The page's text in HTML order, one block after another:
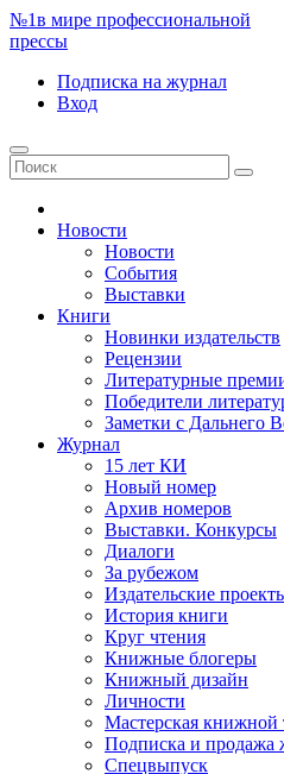
№1в мире профессиональной
прессы
Подписка на журнал
Вход
Новости
Новости
События
Выставки
Книги
Новинки издательств
Рецензии
Литературные
Победители
Заметки с Дальнего
Журнал
15 лет КИ
Новый номер
Архив номеров
Выставки. Конкурсы
Диалоги
За рубежом
Издательские
История книги
Круг чтения
Книжные блогеры
Книжный дизайн
Личности
Мастерская книжной
Подписка и продажа
Спецвыпуск